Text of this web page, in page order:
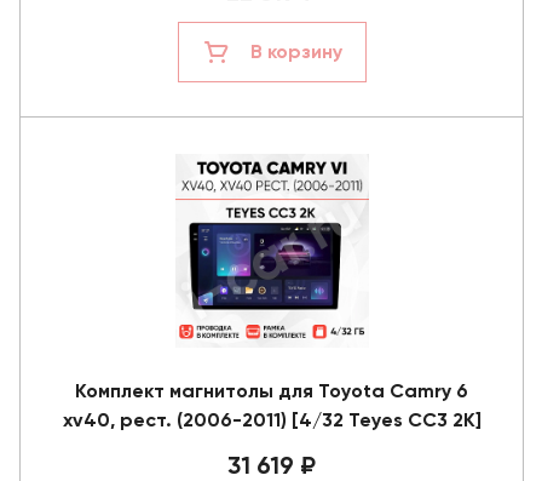
В корзину
Комплект магнитолы для Toyota Camry 6
xv40, рест. (2006-2011) [4/32 Teyes CC3 2K]
31 619 ₽